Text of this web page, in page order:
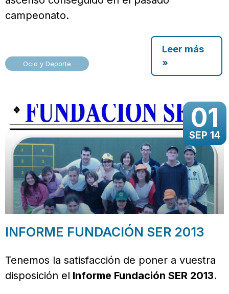
campeonato.
Ocio y Deporte
Leer más
»
01
SEP 14
INFORME FUNDACIÓN SER 2013
Tenemos la satisfacción de poner a vuestra
disposición el Informe Fundación SER 2013.